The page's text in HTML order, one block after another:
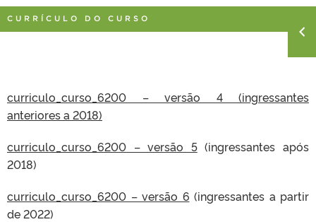
EDITAIS
INTERNACIONAL
TELEFONES
CURRÍCULO DO CURSO
curriculo_curso_6200 – versão 4 (ingressantes
anteriores a 2018)
curriculo_curso_6200 – versão 5(ingressantes após
2018)
curriculo_curso_6200 – versão 6 (ingressantes a partir
de 2022)